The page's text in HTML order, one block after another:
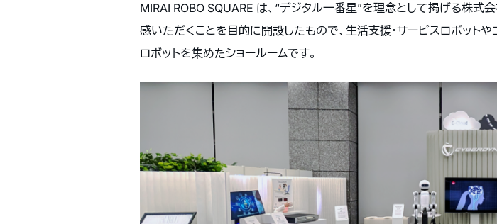
MIRAI ROBO SQUARE は、“デジタル一番星”を理念として掲げる株式
感いただくことを目的に開設したもので、生活支援・サービスロボット
ロボットを集めたショールームです。